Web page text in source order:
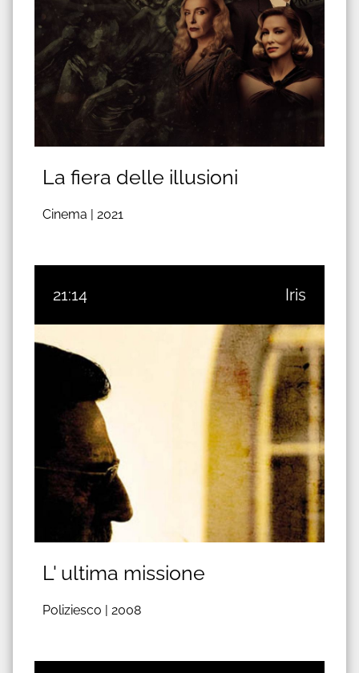
La fiera delle illusioni
Cinema | 2021
21:14 Iris
L' ultima missione
Poliziesco | 2008